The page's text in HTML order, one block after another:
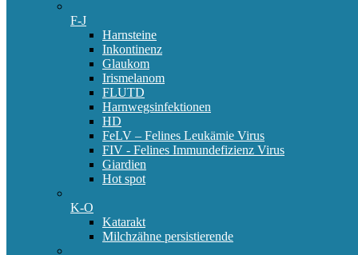
F-J
Harnsteine
Inkontinenz
Glaukom
Irismelanom
FLUTD
Harnwegsinfektionen
HD
FeLV – Felines Leukämie Virus
FIV - Felines Immundefizienz Virus
Giardien
Hot spot
K-O
Katarakt
Milchzähne persistierende